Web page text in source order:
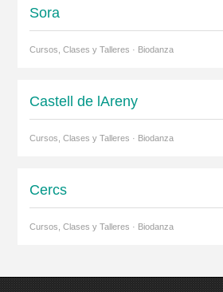
Sora
Cursos, Clases y Talleres · Biodanza
Castell de lAreny
Cursos, Clases y Talleres · Biodanza
Cercs
Cursos, Clases y Talleres · Biodanza